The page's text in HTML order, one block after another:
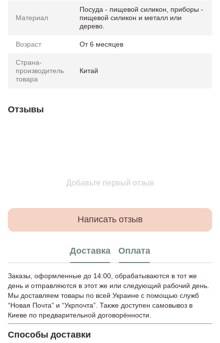
Материал
Посуда - пищевой силикон, приборы -
пищевой силикон и металл или
дерево.
Возраст От 6 месяцев
Страна-
производитель
товара
Китай
Отзывы
Добавьте первый отзыв
Написать отзыв
Доставка Оплата
Заказы, оформленные до 14:00, обрабатываются в тот же
день и отправляются в этот же или следующий рабочий день.
Мы доставляем товары по всей Украине с помощью служб
“Новая Почта” и “Укрпочта”. Также доступен самовывоз в
Киеве по предварительной договорённости.
Способы доставки